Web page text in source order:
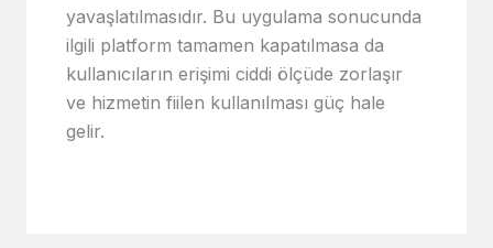
yavaşlatılmasıdır. Bu uygulama sonucunda
ilgili platform tamamen kapatılmasa da
kullanıcıların erişimi ciddi ölçüde zorlaşır
ve hizmetin fiilen kullanılması güç hale
gelir.